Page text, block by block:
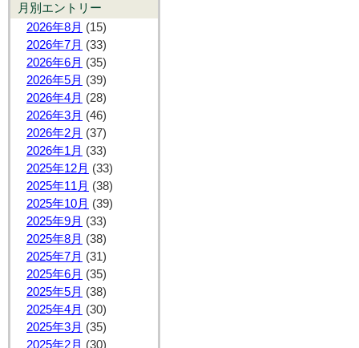
月別エントリー
2026年8月 (15)
2026年7月 (33)
2026年6月 (35)
2026年5月 (39)
2026年4月 (28)
2026年3月 (46)
2026年2月 (37)
2026年1月 (33)
2025年12月 (33)
2025年11月 (38)
2025年10月 (39)
2025年9月 (33)
2025年8月 (38)
2025年7月 (31)
2025年6月 (35)
2025年5月 (38)
2025年4月 (30)
2025年3月 (35)
2025年2月 (30)